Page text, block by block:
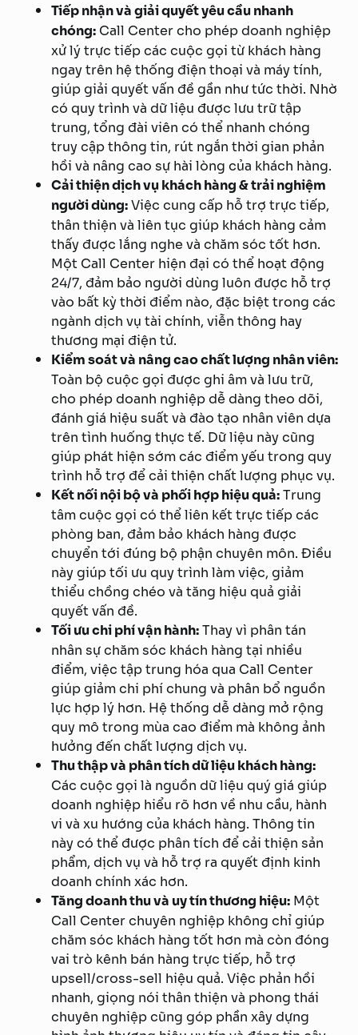
Tiếp nhận và giải quyết yêu cầu nhanh
chóng: Call Center cho phép doanh nghiệp
xử lý trực tiếp các cuộc gọi từ khách hàng
ngay trên hệ thống điện thoại và máy tính,
giúp giải quyết vấn đề gần như tức thời. Nhờ
có quy trình và dữ liệu được lưu trữ tập
trung, tổng đài viên có thể nhanh chóng
truy cập thông tin, rút ngắn thời gian phản
hồi và nâng cao sự hài lòng của khách hàng.
Cải thiện dịch vụ khách hàng & trải nghiệm
người dùng:Việc cung cấp hỗ trợ trực tiếp,
thân thiện và liên tục giúp khách hàng cảm
thấy được lắng nghe và chăm sóc tốt hơn.
Một Call Center hiện đại có thể hoạt động
24/7, đảm bảo người dùng luôn được hỗ trợ
vào bất kỳ thời điểm nào, đặc biệt trong các
ngành dịch vụ tài chính, viễn thông hay
thương mại điện tử.
Kiểm soát và nâng cao chất lượng nhân viên:
Toàn bộ cuộc gọi được ghi âm và lưu trữ,
cho phép doanh nghiệp dễ dàng theo dõi,
đánh giá hiệu suất và đào tạo nhân viên dựa
trên tình huống thực tế. Dữ liệu này cũng
giúp phát hiện sớm các điểm yếu trong quy
trình hỗ trợ để cải thiện chất lượng phục vụ.
Kết nối nội bộ và phối hợp hiệu quả:Trung
tâm cuộc gọi có thể liên kết trực tiếp các
phòng ban, đảm bảo khách hàng được
chuyển tới đúng bộ phận chuyên môn. Điều
này giúp tối ưu quy trình làm việc, giảm
thiểu chồng chéo và tăng hiệu quả giải
quyết vấn đề.
Tối ưu chi phí vận hành:Thay vì phân tán
nhân sự chăm sóc khách hàng tại nhiều
điểm, việc tập trung hóa qua Call Center
giúp giảm chi phí chung và phân bổ nguồn
lực hợp lý hơn. Hệ thống dễ dàng mở rộng
quy mô trong mùa cao điểm mà không ảnh
hưởng đến chất lượng dịch vụ.
Thu thập và phân tích dữ liệu khách hàng:
Các cuộc gọi là nguồn dữ liệu quý giá giúp
doanh nghiệp hiểu rõ hơn về nhu cầu, hành
vi và xu hướng của khách hàng. Thông tin
này có thể được phân tích để cải thiện sản
phẩm, dịch vụ và hỗ trợ ra quyết định kinh
doanh chính xác hơn.
Tăng doanh thu và uy tín thương hiệu: Một
Call Center chuyên nghiệp không chỉ giúp
chăm sóc khách hàng tốt hơn mà còn đóng
vai trò kênh bán hàng trực tiếp, hỗ trợ
upsell/cross-sell hiệu quả. Việc phản hồi
nhanh, giọng nói thân thiện và phong thái
chuyên nghiệp cũng góp phần xây dựng